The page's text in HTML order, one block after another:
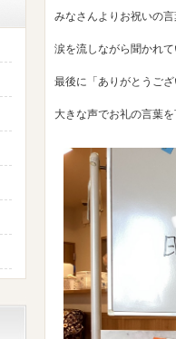
みなさんよりお祝いの
涙を流しながら聞かれ
最後に「ありがとうご
大きな声でお礼の言葉